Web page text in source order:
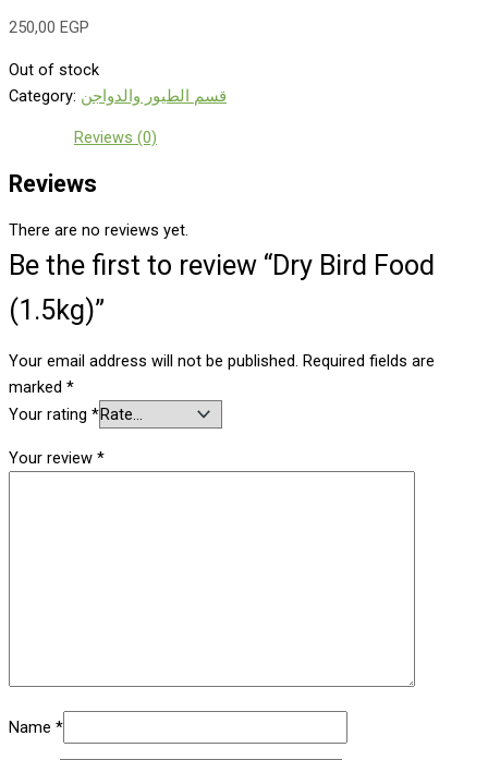
250,00 EGP
Out of stock
Category: قسم الطيور والدواجن
Reviews (0)
Reviews
There are no reviews yet.
Be the first to review “Dry Bird Food
(1.5kg)”
Your email address will not be published. Required fields are
marked *
Your rating *
Your review *
Name *